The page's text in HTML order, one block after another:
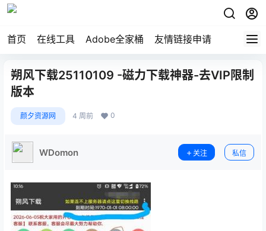
首页 在线工具 Adobe全家桶 友情链接申请
朔风下载25110109 -磁力下载神器-去VIP限制
版本
颜夕资源网 4 周前 0
WDomon 关注 私信